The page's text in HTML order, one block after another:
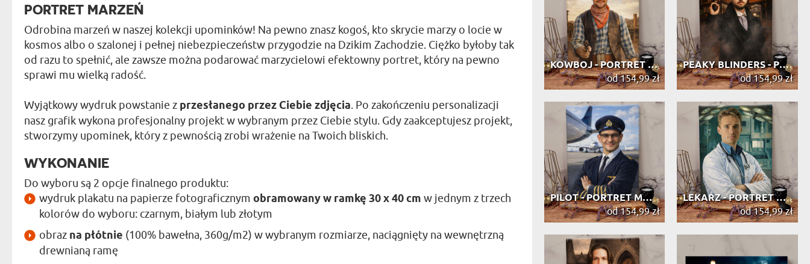
PORTRET MARZEŃ
Odrobina marzeń w naszej kolekcji upominków! Na pewno znasz kogoś, kto skrycie marzy o locie w
kosmos albo o szalonej i pełnej niebezpieczeństw przygodzie na Dzikim Zachodzie. Ciężko byłoby tak
od razu to spełnić, ale zawsze można podarować marzycielowi efektowny portret, który na pewno
sprawi mu wielką radość.
Wyjątkowy wydruk powstanie z przesłanego przez Ciebie zdjęcia. Po zakończeniu personalizacji
nasz grafik wykona profesjonalny projekt w wybranym przez Ciebie stylu. Gdy zaakceptujesz projekt,
stworzymy upominek, który z pewnością zrobi wrażenie na Twoich bliskich.
WYKONANIE
Do wyboru są 2 opcje finalnego produktu:
wydruk plakatu na papierze fotograficznym obramowany w ramkę 30 x 40 cm w jednym z trzech
kolorów do wyboru: czarnym, białym lub złotym
obraz na płótnie (100% bawełna, 360g/m2) w wybranym rozmiarze, naciągnięty na wewnętrzną
drewnianą ramę
KOWBOJ - PORTRET MARZEŃ
od 154,99 zł
PEAKY BLINDERS - PORTRET MARZEŃ
od 154,99 zł
PILOT - PORTRET MARZEŃ
od 154,99 zł
LEKARZ - PORTRET MARZEŃ
od 154,99 zł